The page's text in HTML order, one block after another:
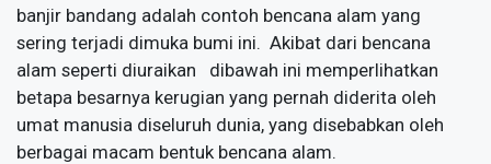
banjir bandang adalah contoh bencana alam yang
sering terjadi dimuka bumi ini. Akibat dari bencana
alam seperti diuraikan dibawah ini memperlihatkan
betapa besarnya kerugian yang pernah diderita oleh
umat manusia diseluruh dunia, yang disebabkan oleh
berbagai macam bentuk bencana alam.